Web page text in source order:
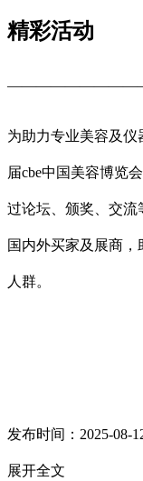
精彩活动
为助力专业美容及
届cbe中国美容博览
过论坛、颁奖、交流
国内外买家及展商
人群。
发布时间：2025-08-
展开全文